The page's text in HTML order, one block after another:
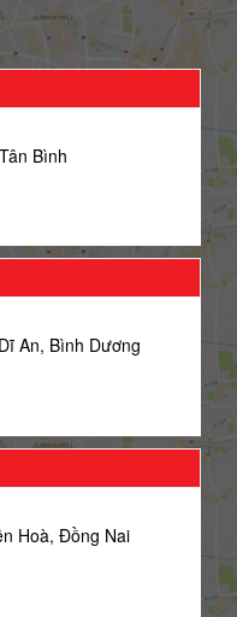
Bình
An, Bình Dương
Hoà, Đồng Nai